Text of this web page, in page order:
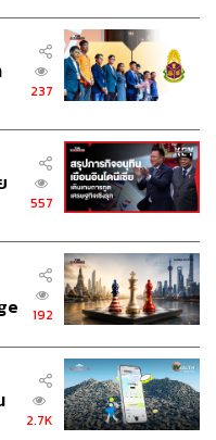
นความปลอดภัยไซเบอร์
เจอกับความท้าทายใน
WEALTH
รือใช้งานอยู่แล้วได้เลย
Networking
237
557
192
2.7K